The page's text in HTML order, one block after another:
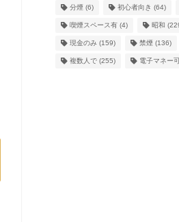
分煙(6) 初心者向き (64)
喫煙スペース有(4) 昭和
現金のみ(159) 禁煙(136)
複数人で(255) 電子マネー